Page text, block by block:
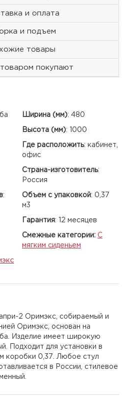
и оплата
и подъем
товары
покупают
Ширина (мм): 480
Высота (мм): 1000
Где расположить: кабинет,
офис
Страна-изготовитель:
Россия
:
Объем с упаковкой: 0,37
м3
Гарантия: 12 месяцев
Смежные категории: С
мягким сиденьем
2 Оримэкс, собираемый и
Оримэкс, основан на
Изделие имеет широкую
Подходит для установки в
коробки 0,37. Любое стул
в России, стилевое